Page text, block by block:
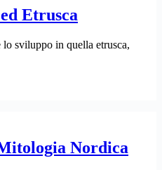
Etrusca
sviluppo in quella etrusca,
Nordica